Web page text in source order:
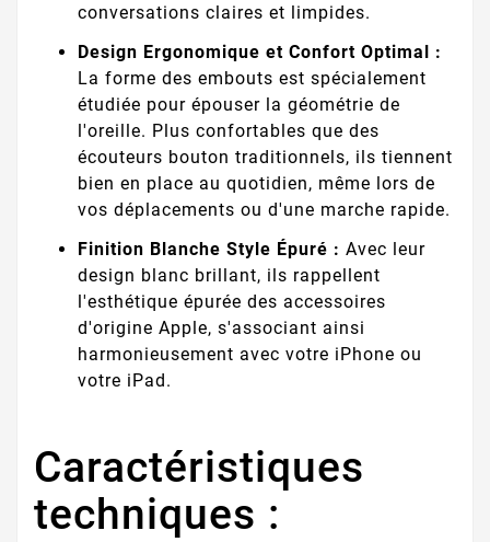
conversations claires et limpides.
Design Ergonomique et Confort Optimal :
La forme des embouts est spécialement
étudiée pour épouser la géométrie de
l'oreille. Plus confortables que des
écouteurs bouton traditionnels, ils tiennent
bien en place au quotidien, même lors de
vos déplacements ou d'une marche rapide.
Finition Blanche Style Épuré : Avec leur
design blanc brillant, ils rappellent
l'esthétique épurée des accessoires
d'origine Apple, s'associant ainsi
harmonieusement avec votre iPhone ou
votre iPad.
Caractéristiques
techniques :